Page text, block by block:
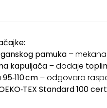
pamuka– mekana
kapuljača– dodaje
cm– odgovara
Standard 100